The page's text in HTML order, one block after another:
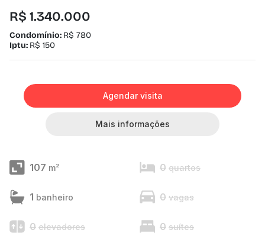
R$ 1.340.000
Condomínio: R$ 780
Iptu: R$ 150
Agendar visita
Mais informações
107 m² 0 quartos
1 banheiro 0 vagas
0 elevadores 0 suítes